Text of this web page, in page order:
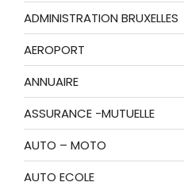
ADMINISTRATION BRUXELLES
AEROPORT
ANNUAIRE
ASSURANCE -MUTUELLE
AUTO – MOTO
AUTO ECOLE